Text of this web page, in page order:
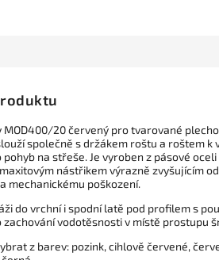
MOD400/20 červený pro tvarované
společně s držákem roštu a roštem k
na střeše. Je vyroben z pásové
nástřikem výrazně zvyšujícím
mechanickému poškození.
do vrchní i spodní latě pod profilem s
vodotěsnosti v místě prostupu
z barev: pozink, cihlově červené,